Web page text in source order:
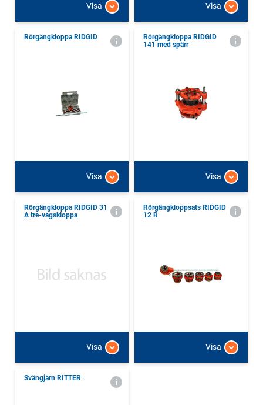
Visa Visa
Rörgängkloppa RIDGID
Visa
Rörgängkloppa RIDGID
141 med spärr
Visa
Rörgängkloppa RIDGID 31
A tre-vägskloppa
Visa
Rörgängkloppsats RIDGID
12 R
Visa
Svängjärn RITTER